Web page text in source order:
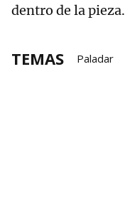
dentro de la pieza.
TEMAS Paladar